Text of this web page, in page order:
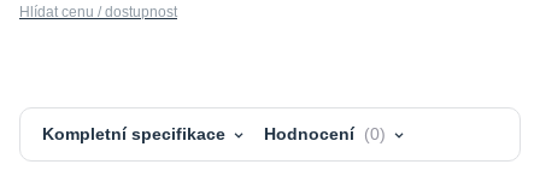
Hlídat cenu / dostupnost
Kompletní specifikace Hodnocení 0